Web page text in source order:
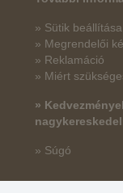
» Sütik beállítása
» Megrendelői
» Reklamáció
» Miért
»
» Súgó